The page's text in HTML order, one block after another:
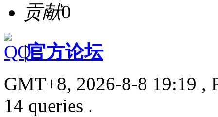
贡献0
|官方论坛
GMT+8, 2026-8-8 19:19 ,
14 queries .